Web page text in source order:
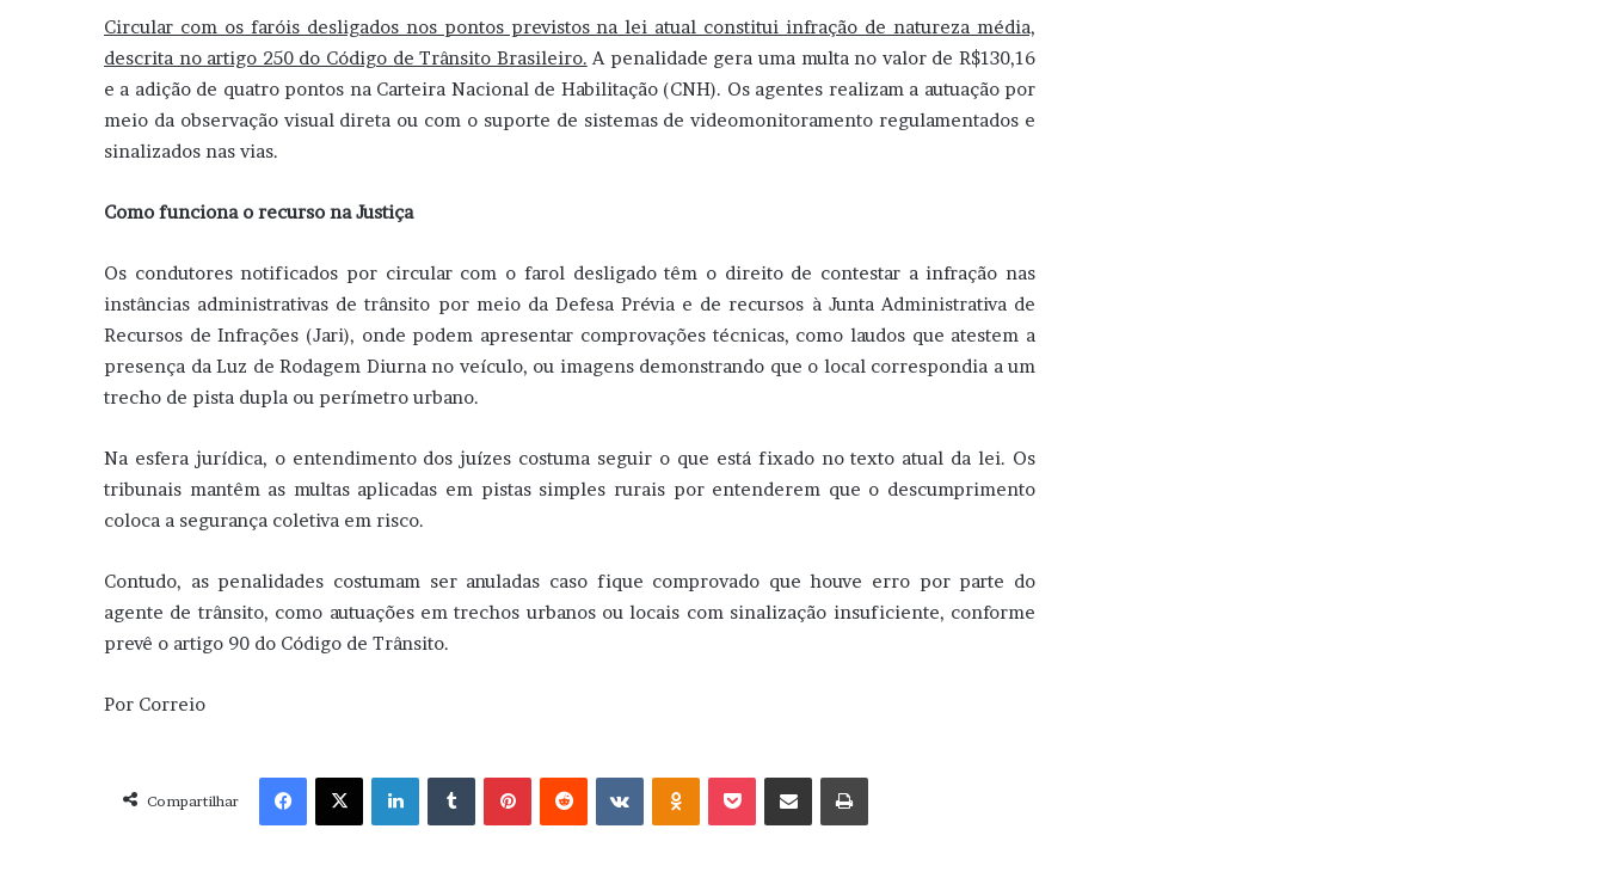
Circular com os faróis desligados nos pontos previstos na lei atual constitui infração de natureza média,
descrita no artigo 250 do Código de Trânsito Brasileiro. A penalidade gera uma multa no valor de R$130,16
e a adição de quatro pontos na Carteira Nacional de Habilitação (CNH). Os agentes realizam a autuação por
meio da observação visual direta ou com o suporte de sistemas de videomonitoramento regulamentados e
sinalizados nas vias.
Como funciona o recurso na Justiça
Os condutores notificados por circular com o farol desligado têm o direito de contestar a infração nas
instâncias administrativas de trânsito por meio da Defesa Prévia e de recursos à Junta Administrativa de
Recursos de Infrações (Jari), onde podem apresentar comprovações técnicas, como laudos que atestem a
presença da Luz de Rodagem Diurna no veículo, ou imagens demonstrando que o local correspondia a um
trecho de pista dupla ou perímetro urbano.
Na esfera jurídica, o entendimento dos juízes costuma seguir o que está fixado no texto atual da lei. Os
tribunais mantêm as multas aplicadas em pistas simples rurais por entenderem que o descumprimento
coloca a segurança coletiva em risco.
Contudo, as penalidades costumam ser anuladas caso fique comprovado que houve erro por parte do
agente de trânsito, como autuações em trechos urbanos ou locais com sinalização insuficiente, conforme
prevê o artigo 90 do Código de Trânsito.
Por Correio
Compartilhar
Facebook X Linkedin VK OK